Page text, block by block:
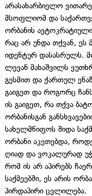
არასახარბიელო
მსოფლიომ და
ორბანის
რაც არ უნდა თქვან, ეს
იდენტურ დასასრულს.
ლევან მახაშვილს
გესმით და ქართულ
გაიგეთ და როგორც
ის გაიგეთ, რა თქვა
ორბანისგან
სახელმწიფოს შიდა
ორბანი აკეთებდა,
ღიად და ვოკალურად
რომ ის არ აპირებს
საქმეებში, ეს არის
პირდაპირი ცვლილება.